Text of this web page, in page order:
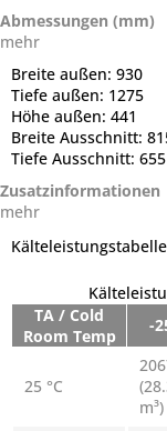
Abmessungen (mm)
mehr
Breite außen: 930
Tiefe außen: 1275
Höhe außen: 441
Breite Ausschnitt:
Tiefe Ausschnitt: 655
Zusatzinformationen
mehr
Kälteleistungstabelle
TA / Cold
Room Temp
-
25 °C
m³)